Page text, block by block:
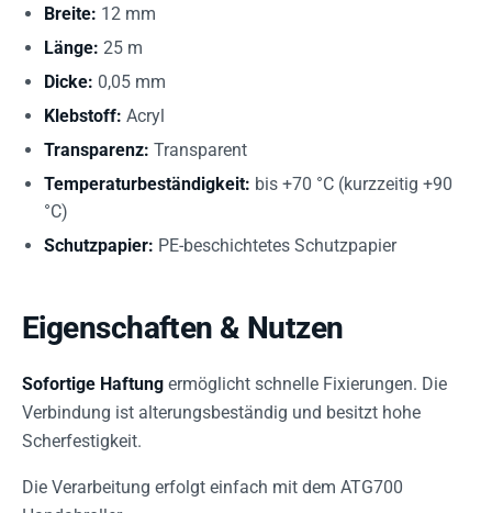
Breite: 12 mm
Länge: 25 m
Dicke: 0,05 mm
Klebstoff: Acryl
Transparenz: Transparent
Temperaturbeständigkeit: bis +70 °C (kurzzeitig +90
°C)
Schutzpapier: PE-beschichtetes Schutzpapier
Eigenschaften & Nutzen
Sofortige Haftung ermöglicht schnelle Fixierungen. Die
Verbindung ist alterungsbeständig und besitzt hohe
Scherfestigkeit.
Die Verarbeitung erfolgt einfach mit dem ATG700